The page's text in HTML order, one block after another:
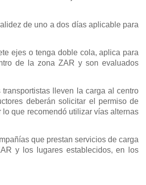
de uno a dos días aplicable para
ejes o tenga doble cola, aplica para
de la zona ZAR y son evaluados
lleven la carga al centro
deberán solicitar el permiso de
que recomendó utilizar vías alternas
que prestan servicios de carga
y los lugares establecidos, en los